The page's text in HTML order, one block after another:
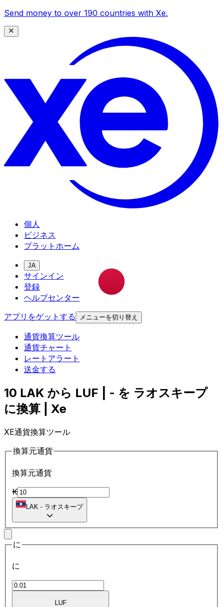
Send money to over 190 countries with Xe.
個人
ビジネス
プラットホーム
JA
サインイン
登録
ヘルプセンター
アプリをゲットする
メニューを切り替え
通貨換算ツール
通貨チャート
レートアラート
送金する
10 LAK から LUF | - を ラオスキープ
に換算 | Xe
XE通貨換算ツール
換算元通貨
換算元通貨
₭
LAK - ラオスキープ
に
に
LUF